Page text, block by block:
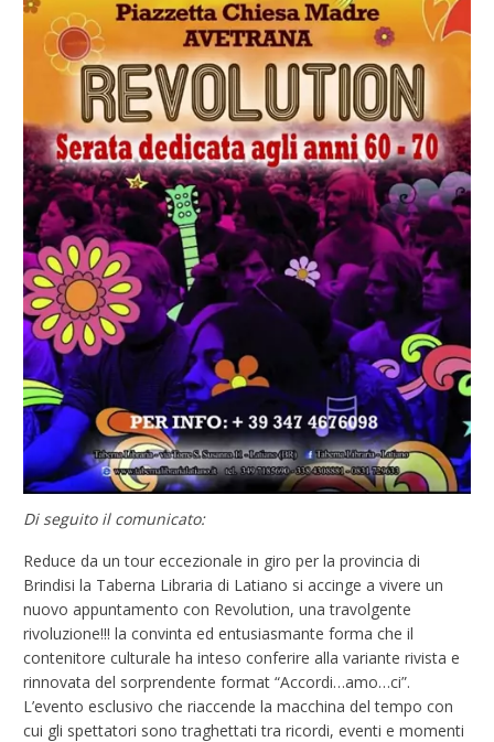
Di seguito il comunicato:
Reduce da un tour eccezionale in giro per la provincia di
Brindisi la Taberna Libraria di Latiano si accinge a vivere un
nuovo appuntamento con Revolution, una travolgente
rivoluzione!!! la convinta ed entusiasmante forma che il
contenitore culturale ha inteso conferire alla variante rivista e
rinnovata del sorprendente format “Accordi…amo…ci”.
L’evento esclusivo che riaccende la macchina del tempo con
cui gli spettatori sono traghettati tra ricordi, eventi e momenti